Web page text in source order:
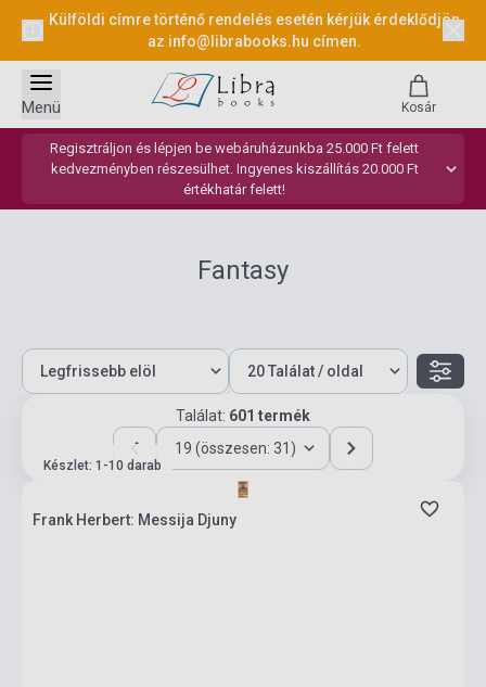
Külföldi címre történő rendelés esetén kérjük érdeklődjön
az info@librabooks.hu címen.
Regisztráljon és lépjen be webáruházunkba 25.000 Ft felett
kedvezményben részesülhet. Ingyenes kiszállítás 20.000 Ft
értékhatár felett!
Menü Kosár
Fantasy
Találat: 601 termék
19 (összesen: 31)
Készlet: 1-10 darab
Frank Herbert: Messija Djuny